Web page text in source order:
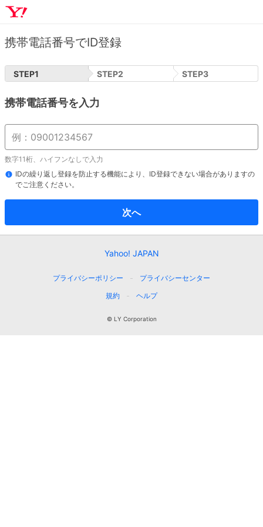
携帯電話番号でID登録
STEP1 STEP2 STEP3
携帯電話番号を入力
数字11桁、ハイフンなしで入力
IDの繰り返し登録を防止する機能により、ID登録できない場合がありますの
でご注意ください。
次へ
Yahoo! JAPAN
プライバシーポリシー
プライバシーセンター
規約
ヘルプ
© LY Corporation